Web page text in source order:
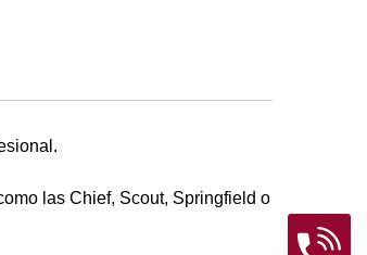
las Chief, Scout, Springfield o